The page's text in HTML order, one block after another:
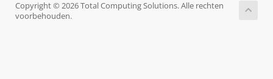
Copyright © 2026 Total Computing Solutions. Alle rechten
voorbehouden.